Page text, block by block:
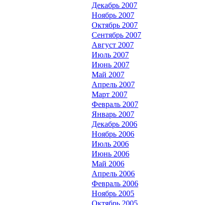
Декабрь 2007
Ноябрь 2007
Октябрь 2007
Сентябрь 2007
Август 2007
Июль 2007
Июнь 2007
Май 2007
Апрель 2007
Март 2007
Февраль 2007
Январь 2007
Декабрь 2006
Ноябрь 2006
Июль 2006
Июнь 2006
Май 2006
Апрель 2006
Февраль 2006
Ноябрь 2005
Октябрь 2005